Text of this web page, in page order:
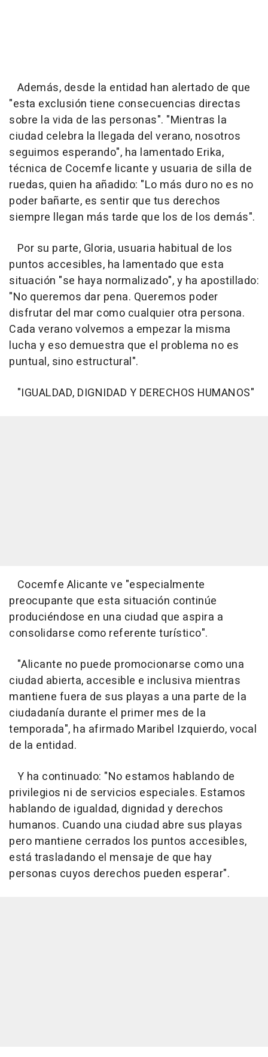
Además, desde la entidad han alertado de que
"esta exclusión tiene consecuencias directas
sobre la vida de las personas". "Mientras la
ciudad celebra la llegada del verano, nosotros
seguimos esperando", ha lamentado Erika,
técnica de Cocemfe licante y usuaria de silla de
ruedas, quien ha añadido: "Lo más duro no es no
poder bañarte, es sentir que tus derechos
siempre llegan más tarde que los de los demás".
Por su parte, Gloria, usuaria habitual de los
puntos accesibles, ha lamentado que esta
situación "se haya normalizado", y ha apostillado:
"No queremos dar pena. Queremos poder
disfrutar del mar como cualquier otra persona.
Cada verano volvemos a empezar la misma
lucha y eso demuestra que el problema no es
puntual, sino estructural".
"IGUALDAD, DIGNIDAD Y DERECHOS HUMANOS"
Cocemfe Alicante ve "especialmente
preocupante que esta situación continúe
produciéndose en una ciudad que aspira a
consolidarse como referente turístico".
"Alicante no puede promocionarse como una
ciudad abierta, accesible e inclusiva mientras
mantiene fuera de sus playas a una parte de la
ciudadanía durante el primer mes de la
temporada", ha afirmado Maribel Izquierdo, vocal
de la entidad.
Y ha continuado: "No estamos hablando de
privilegios ni de servicios especiales. Estamos
hablando de igualdad, dignidad y derechos
humanos. Cuando una ciudad abre sus playas
pero mantiene cerrados los puntos accesibles,
está trasladando el mensaje de que hay
personas cuyos derechos pueden esperar".